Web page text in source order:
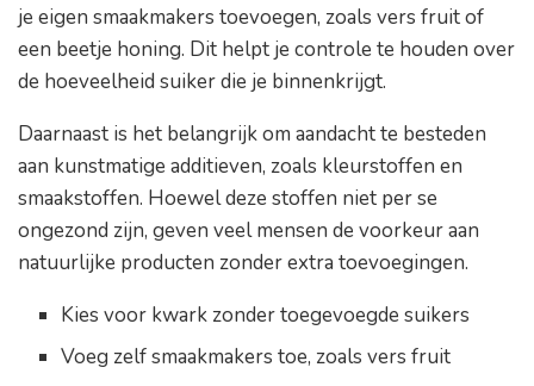
je eigen smaakmakers toevoegen, zoals vers fruit of
een beetje honing. Dit helpt je controle te houden over
de hoeveelheid suiker die je binnenkrijgt.
Daarnaast is het belangrijk om aandacht te besteden
aan kunstmatige additieven, zoals kleurstoffen en
smaakstoffen. Hoewel deze stoffen niet per se
ongezond zijn, geven veel mensen de voorkeur aan
natuurlijke producten zonder extra toevoegingen.
Kies voor kwark zonder toegevoegde suikers
Voeg zelf smaakmakers toe, zoals vers fruit